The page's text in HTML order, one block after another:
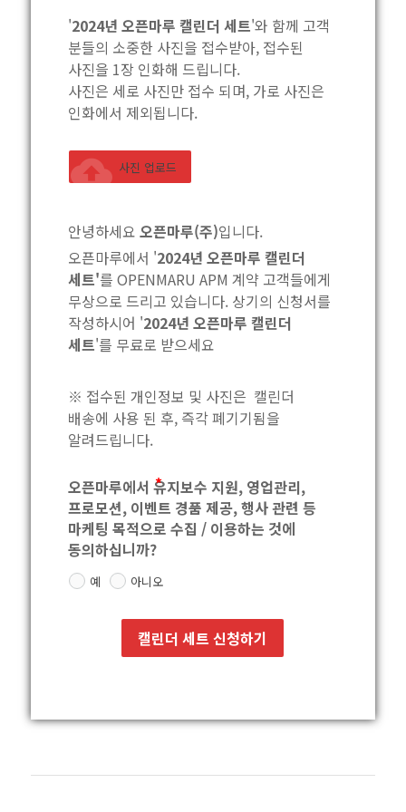
'2024년 오픈마루 캘린더 세트'와 함께 고객
분들의 소중한 사진을 접수받아, 접수된
사진을 1장 인화해 드립니다.
사진은 세로 사진만 접수 되며, 가로 사진은
인화에서 제외됩니다.
cloud_upload 사진 업로드
안녕하세요 오픈마루(주)입니다.
오픈마루에서 '2024년 오픈마루 캘린더
세트'를 OPENMARU APM 계약 고객들에게
무상으로 드리고 있습니다. 상기의 신청서를
작성하시어 '2024년 오픈마루 캘린더
세트'를 무료로 받으세요
※ 접수된 개인정보 및 사진은  캘린더
배송에 사용 된 후, 즉각 폐기기됨을
알려드립니다.
오픈마루에서 유지보수 지원, 영업관리,
프로모션, 이벤트 경품 제공, 행사 관련 등
마케팅 목적으로 수집 / 이용하는 것에
동의하십니까?
예 아니오
캘린더 세트 신청하기